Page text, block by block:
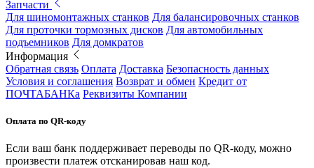
Запчасти
Для шиномонтажных станков Для балансировочных станков
Для проточки тормозных дисков Для автомобильных
подъемников Для домкратов
Информация
Обратная связь Оплата Доставка Безопасность данных
Условия и соглашения Возврат и обмен Кредит от
ПОЧТАБАНКа Реквизиты Компании
Оплата по QR-коду
Если ваш банк поддерживает переводы по QR-коду, можно
произвести платеж отсканировав наш код.